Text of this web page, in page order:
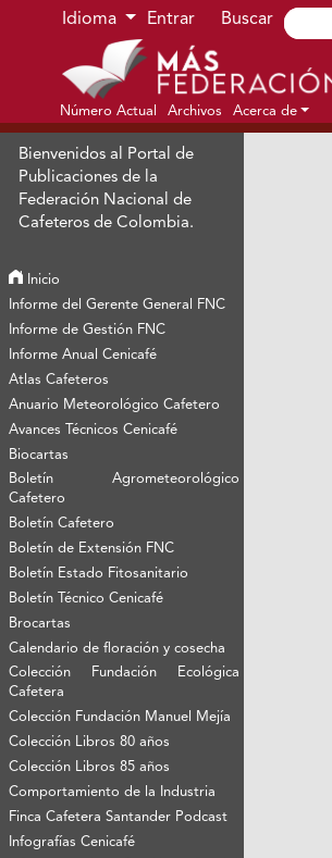
Ir al menú de navegación principal
Ir al contenido principal
Ir al pie de página del sitio
Idioma Entrar Buscar
Número Actual Archivos Acerca de
Bienvenidos al Portal de
Publicaciones de la
Federación Nacional de
Cafeteros de Colombia.
Inicio
Informe del Gerente General FNC
Informe de Gestión FNC
Informe Anual Cenicafé
Atlas Cafeteros
Anuario Meteorológico Cafetero
Avances Técnicos Cenicafé
Biocartas
Boletín Agrometeorológico
Cafetero
Boletín Cafetero
Boletín de Extensión FNC
Boletín Estado Fitosanitario
Boletín Técnico Cenicafé
Brocartas
Calendario de floración y cosecha
Colección Fundación Ecológica
Cafetera
Colección Fundación Manuel Mejía
Colección Libros 80 años
Colección Libros 85 años
Comportamiento de la Industria
Finca Cafetera Santander Podcast
Infografías Cenicafé